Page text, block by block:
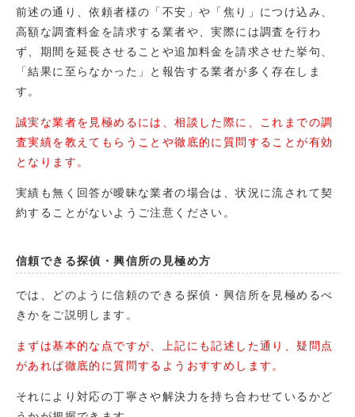
前述の通り、依頼者様の「不安」や「焦り」につけ込み、
高額な調査料金を請求する業者や、実際には調査を行わ
ず、期間を延長させることや追加料金を請求させた挙句、
「結果に至らなかった」と報告する業者が多く存在しま
す。
誠実な業者を見極めるには、相談した際に、これまでの調
査実績を教えてもらうことや徹底的に質問することが有効
となります。
実績も無く回答が曖昧な業者の場合は、状況に流されて契
約することがないようご注意ください。
信頼できる探偵・興信所の見極め方
では、どのように信頼のできる探偵・興信所を見極めるべ
きかをご説明します。
まずは基本的な点ですが、上記にも記述した通り、疑問点
があれば徹底的に質問するようおすすめします。
それにより対応の丁寧さや解決力を持ち合わせているかど